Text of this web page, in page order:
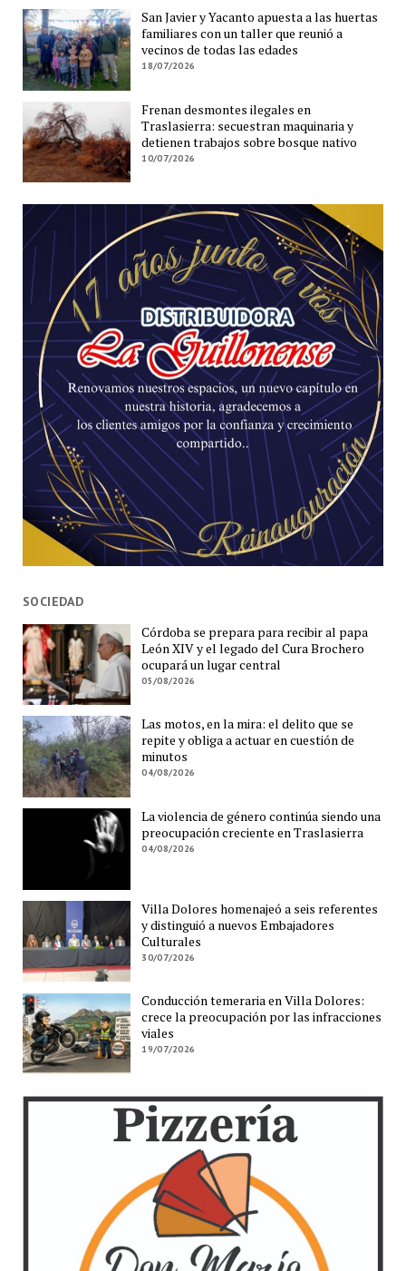
San Javier y Yacanto apuesta a las huertas
familiares con un taller que reunió a
vecinos de todas las edades
18/07/2026
Frenan desmontes ilegales en
Traslasierra: secuestran maquinaria y
detienen trabajos sobre bosque nativo
10/07/2026
SOCIEDAD
Córdoba se prepara para recibir al papa
León XIV y el legado del Cura Brochero
ocupará un lugar central
05/08/2026
Las motos, en la mira: el delito que se
repite y obliga a actuar en cuestión de
minutos
04/08/2026
La violencia de género continúa siendo una
preocupación creciente en Traslasierra
04/08/2026
Villa Dolores homenajeó a seis referentes
y distinguió a nuevos Embajadores
Culturales
30/07/2026
Conducción temeraria en Villa Dolores:
crece la preocupación por las infracciones
viales
19/07/2026